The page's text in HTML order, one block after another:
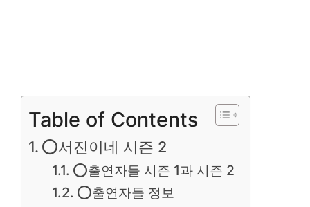
Table of Contents
⭕서진이네 시즌 2
⭕출연자들 시즌 1과 시즌 2
⭕출연자들 정보